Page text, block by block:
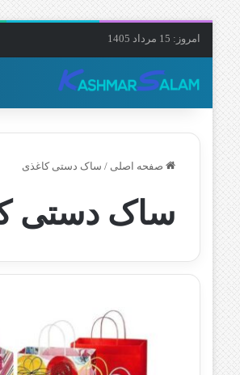
امروز: 15 مرداد 1405
صفحه اصلی / ساک دستی کاغذی
ساک دستی